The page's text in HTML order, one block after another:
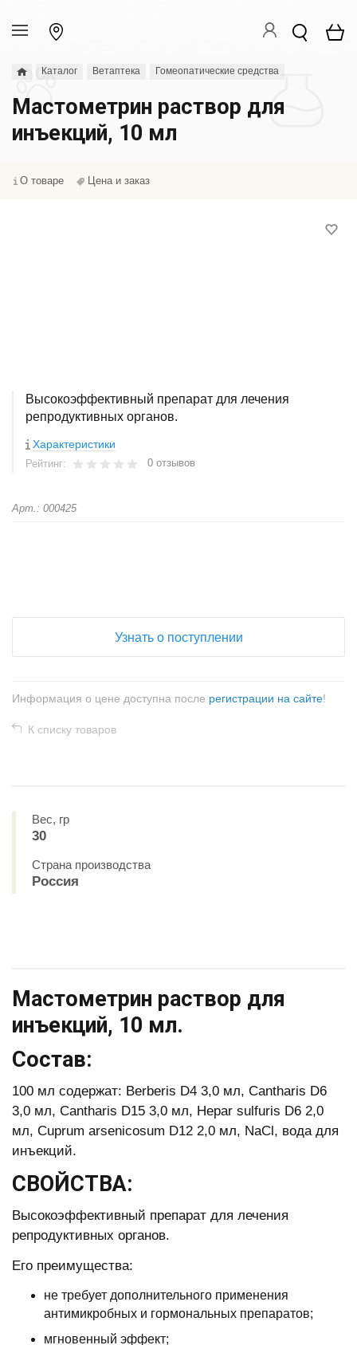
Каталог Ветаптека Гомеопатические средства
Мастометрин раствор для
инъекций, 10 мл
О товаре Цена и заказ
Высокоэффективный препарат для лечения
репродуктивных органов.
Характеристики
Рейтинг: 0 отзывов
Арт.: 000425
Узнать о поступлении
Информация о цене доступна после регистрации на сайте!
К списку товаров
Вес, гр
30
Страна производства
Россия
Мастометрин раствор для
инъекций, 10 мл.
Состав:
100 мл содержат: Berberis D4 3,0 мл, Cantharis D6
3,0 мл, Cantharis D15 3,0 мл, Hepar sulfuris D6 2,0
мл, Cuprum arsenicosum D12 2,0 мл, NaCl, вода для
инъекций.
СВОЙСТВА:
Высокоэффективный препарат для лечения
репродуктивных органов.
Его преимущества:
не требует дополнительного применения
антимикробных и гормональных препаратов;
мгновенный эффект;